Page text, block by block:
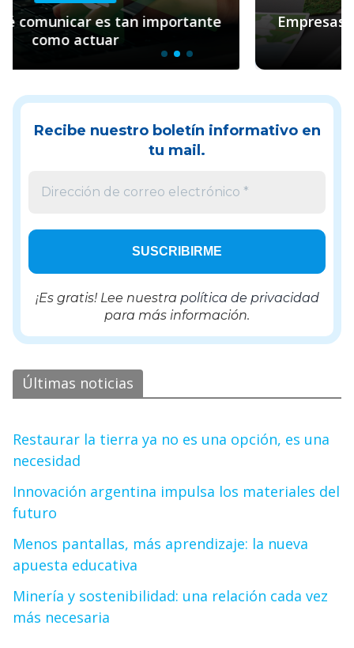
Empresas y sostenibilidad: el rol clave de
Recibe nuestro boletín informativo en
tu mail.
¡Es gratis! Lee nuestra política de privacidad
para más información.
Últimas noticias
Restaurar la tierra ya no es una opción, es una
necesidad
Innovación argentina impulsa los materiales del
futuro
Menos pantallas, más aprendizaje: la nueva
apuesta educativa
Minería y sostenibilidad: una relación cada vez
más necesaria